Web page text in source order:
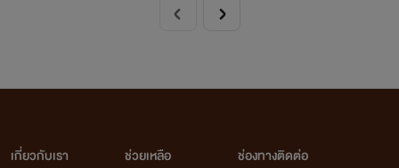
นหนึ่งเราจะได้พบกันสือซาน ต่อให้ไกลสุดห
ยสัมพันธ์ความทรงจำอันแสนพิเศษในวัยเย
เกี่ยวกับเรา
ช่วยเหลือ
ช่องทางติดต่อ